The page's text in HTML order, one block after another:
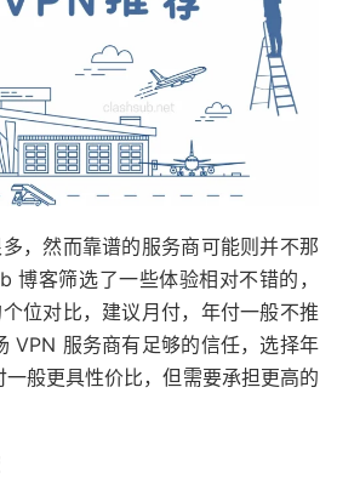
，然而靠谱的服务商可能则并不那
博客筛选了一些体验相对不错的，
位对比，建议月付，年付一般不推
VPN 服务商有足够的信任，选择年
般更具性价比，但需要承担更高的